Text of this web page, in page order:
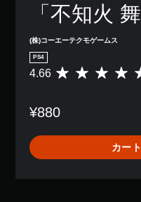
「不知火
(株)コーエーテクモゲームス
PS4
評
は
9
2
、
4.66
¥880
カー